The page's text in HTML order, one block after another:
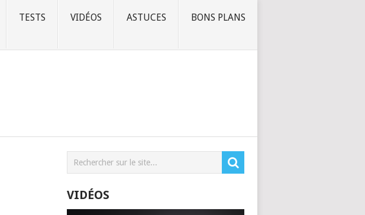
TESTS VIDÉOS ASTUCES BONS PLANS
VIDÉOS